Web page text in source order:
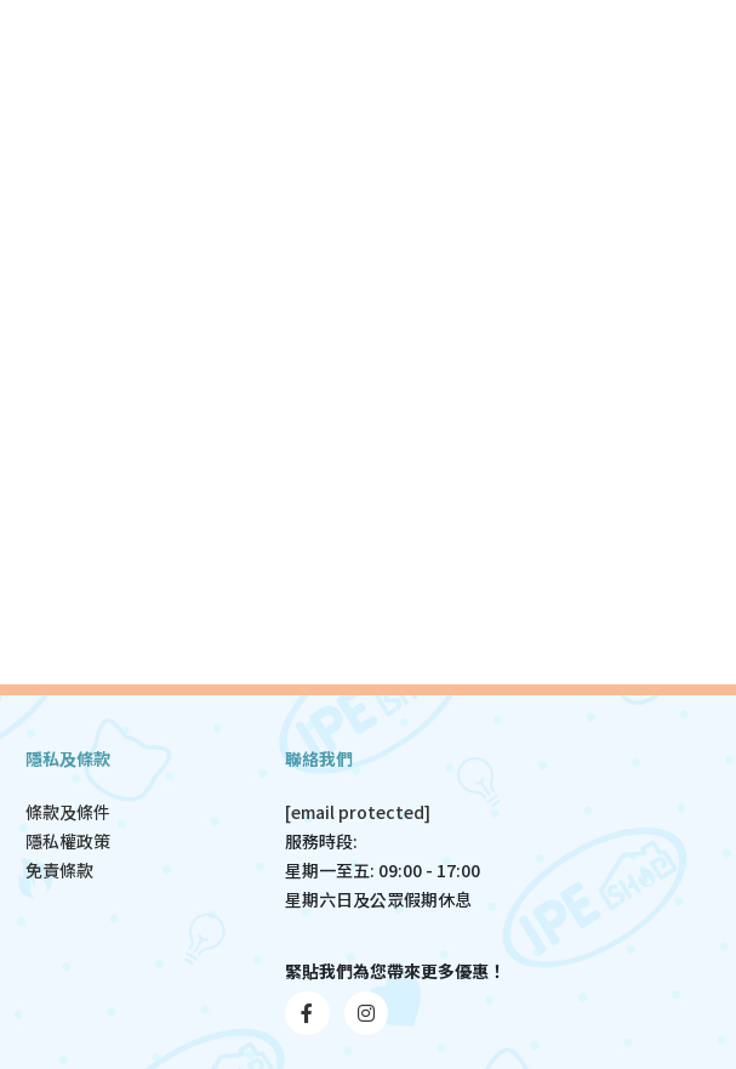
隱私及條款
條款及條件
隱私權政策
免責條款
聯絡我們
[email protected]
服務時段:
星期一至五: 09:00 - 17:00
星期六日及公眾假期休息
緊貼我們為您帶來更多優惠！